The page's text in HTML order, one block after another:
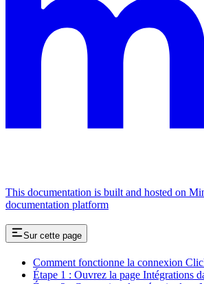
This documentation is built and hosted on
documentation platform
Sur cette page
Comment fonctionne la connexion
Étape 1 : Ouvrez la page Intégrations